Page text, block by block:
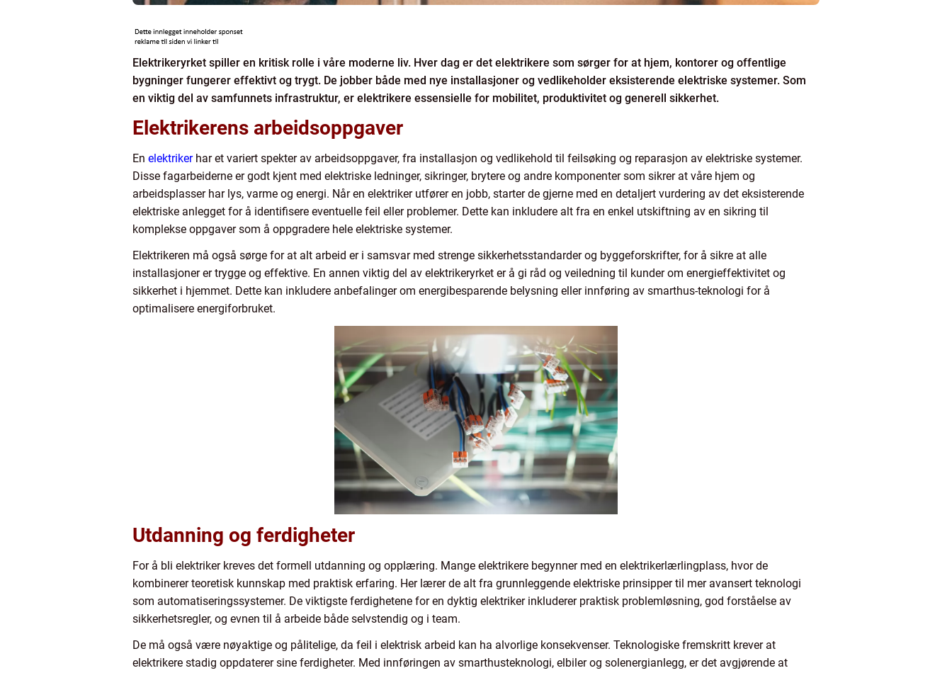
Elektrikeryrket spiller en kritisk rolle i våre moderne liv. Hver dag er det elektrikere som sørger for at hjem, kontorer og offentlige
bygninger fungerer effektivt og trygt. De jobber både med nye installasjoner og vedlikeholder eksisterende elektriske systemer. Som
en viktig del av samfunnets infrastruktur, er elektrikere essensielle for mobilitet, produktivitet og generell sikkerhet.
Elektrikerens arbeidsoppgaver
En elektrikerhar et variert spekter av arbeidsoppgaver, fra installasjon og vedlikehold til feilsøking og reparasjon av elektriske systemer.
Disse fagarbeiderne er godt kjent med elektriske ledninger, sikringer, brytere og andre komponenter som sikrer at våre hjem og
arbeidsplasser har lys, varme og energi. Når en elektriker utfører en jobb, starter de gjerne med en detaljert vurdering av det eksisterende
elektriske anlegget for å identifisere eventuelle feil eller problemer. Dette kan inkludere alt fra en enkel utskiftning av en sikring til
komplekse oppgaver som å oppgradere hele elektriske systemer.
Elektrikeren må også sørge for at alt arbeid er i samsvar med strenge sikkerhetsstandarder og byggeforskrifter, for å sikre at alle
installasjoner er trygge og effektive. En annen viktig del av elektrikeryrket er å gi råd og veiledning til kunder om energieffektivitet og
sikkerhet i hjemmet. Dette kan inkludere anbefalinger om energibesparende belysning eller innføring av smarthus-teknologi for å
optimalisere energiforbruket.
Utdanning og ferdigheter
For å bli elektriker kreves det formell utdanning og opplæring. Mange elektrikere begynner med en elektrikerlærlingplass, hvor de
kombinerer teoretisk kunnskap med praktisk erfaring. Her lærer de alt fra grunnleggende elektriske prinsipper til mer avansert teknologi
som automatiseringssystemer. De viktigste ferdighetene for en dyktig elektriker inkluderer praktisk problemløsning, god forståelse av
sikkerhetsregler, og evnen til å arbeide både selvstendig og i team.
De må også være nøyaktige og pålitelige, da feil i elektrisk arbeid kan ha alvorlige konsekvenser. Teknologiske fremskritt krever at
elektrikere stadig oppdaterer sine ferdigheter. Med innføringen av smarthusteknologi, elbiler og solenergianlegg, er det avgjørende at